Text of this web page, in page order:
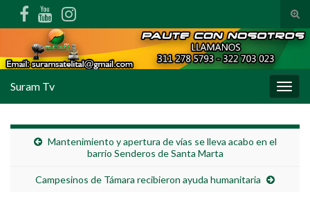
Suram Tv
Mantenimiento y apertura de vías se lleva acabo en el
barrio Senderos de Santa Marta
Campesinos de Támara recibieron ayuda humanitaria